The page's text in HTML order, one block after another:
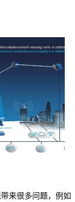
来很多问题，例如